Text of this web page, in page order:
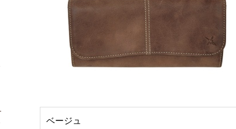
ベージュ